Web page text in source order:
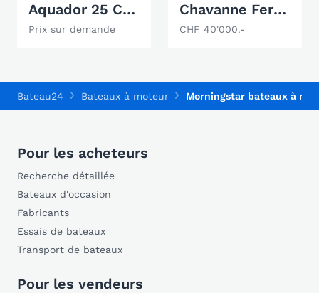
Aquador 25 Cabin
Prix sur demande
Chavanne Ferstyle 820 F
CHF 40'000.-
Bateau24 Bateaux à moteur Morningstar bateaux à
Pour les acheteurs
Recherche détaillée
Bateaux d'occasion
Fabricants
Essais de bateaux
Transport de bateaux
Pour les vendeurs